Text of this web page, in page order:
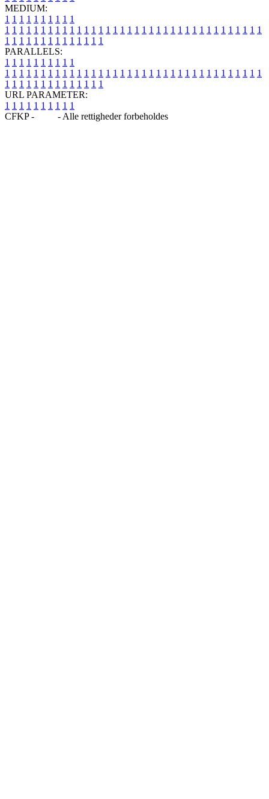
MEDIUM:
1 1 1 1 1 1 1 1 1 1
1 1 1 1 1 1 1 1 1 1 1 1 1 1 1 1 1 1 1 1 1 1 1 1 1 1 1 1 1 1 1 1 1 1 1 1
1 1 1 1 1 1 1 1 1 1 1 1 1 1
PARALLELS:
1 1 1 1 1 1 1 1 1 1
1 1 1 1 1 1 1 1 1 1 1 1 1 1 1 1 1 1 1 1 1 1 1 1 1 1 1 1 1 1 1 1 1 1 1 1
1 1 1 1 1 1 1 1 1 1 1 1 1 1
URL PARAMETER:
1 1 1 1 1 1 1 1 1 1
CFKP -
- Alle rettigheder forbeholdes